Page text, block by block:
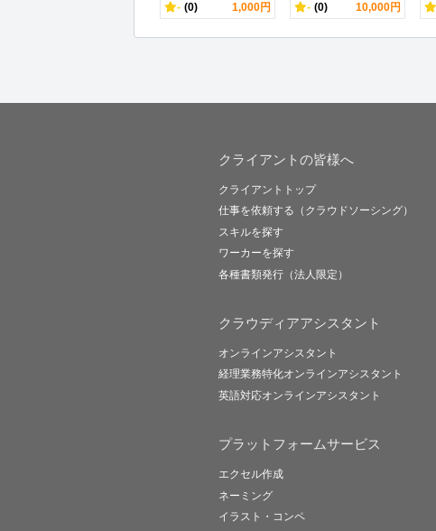
- (0) 1,000円 - (0) 10,000円
クライアントの皆様へ
クライアントトップ
仕事を依頼する（クラウドソーシング）
スキルを探す
ワーカーを探す
各種書類発行（法人限定）
クラウディアアシスタント
オンラインアシスタント
経理業務特化オンラインアシスタント
英語対応オンラインアシスタント
プラットフォームサービス
エクセル作成
ネーミング
イラスト・コンペ